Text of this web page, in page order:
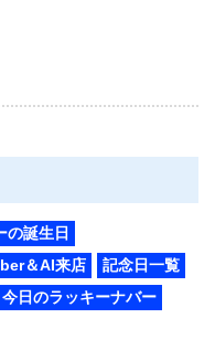
の誕生日
＆AI来店
記念日一覧
今日のラッキーナバー